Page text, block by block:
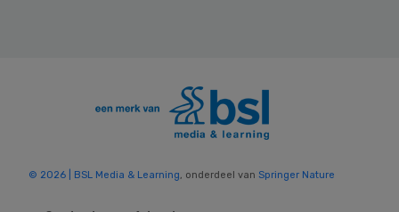
© 2026 | BSL Media & Learning, onderdeel van Springer Nature